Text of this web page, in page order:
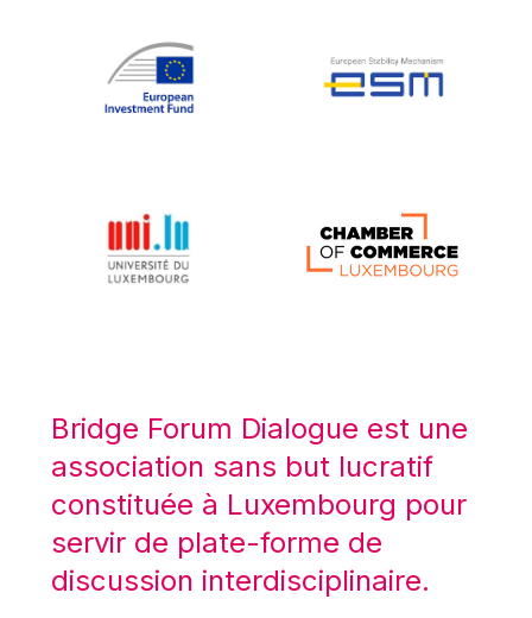
Klaus-Heiner Lehne
Koen LENAERTS
Lars Heikensten
Lucas Papademos
Máire Geoghegan-Quinn
Mario Centeno
Mario Monti
Maroš ŠEFČOVIČ
Martin Bailey
Martine Reicherts
Bridge Forum Dialogue est une
association sans but lucratif
constituée à Luxembourg pour
servir de plate-forme de
discussion interdisciplinaire.